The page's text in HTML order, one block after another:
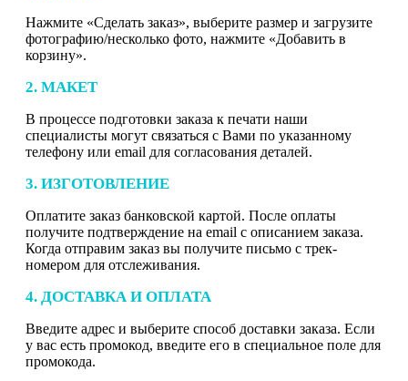
Нажмите «Сделать заказ», выберите размер и загрузите
фотографию/несколько фото, нажмите «Добавить в
корзину».
2. МАКЕТ
В процессе подготовки заказа к печати наши
специалисты могут связаться с Вами по указанному
телефону или email для согласования деталей.
3. ИЗГОТОВЛЕНИЕ
Оплатите заказ банковской картой. После оплаты
получите подтверждение на email с описанием заказа.
Когда отправим заказ вы получите письмо с трек-
номером для отслеживания.
4. ДОСТАВКА И ОПЛАТА
Введите адрес и выберите способ доставки заказа. Если
у вас есть промокод, введите его в специальное поле для
промокода.